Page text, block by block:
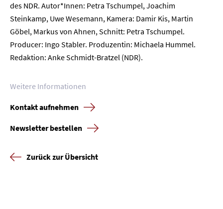
des NDR. Autor*Innen: Petra Tschumpel, Joachim
Steinkamp, Uwe Wesemann, Kamera: Damir Kis, Martin
Göbel, Markus von Ahnen, Schnitt: Petra Tschumpel.
Producer: Ingo Stabler. Produzentin: Michaela Hummel.
Redaktion: Anke Schmidt-Bratzel (NDR).
Weitere Informationen
Kontakt aufnehmen
Newsletter bestellen
Zurück zur Übersicht
Home
Karriere